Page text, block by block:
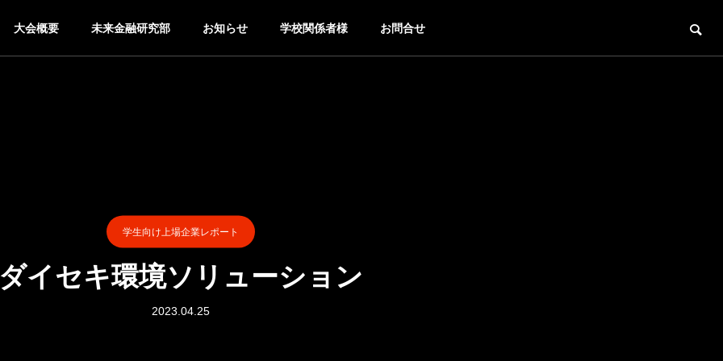
大会概要 未来金融研究部 お知らせ 学校関係者様 お問合せ
学生向け上場企業レポート
イセキ環境ソリューション
2023.04.25